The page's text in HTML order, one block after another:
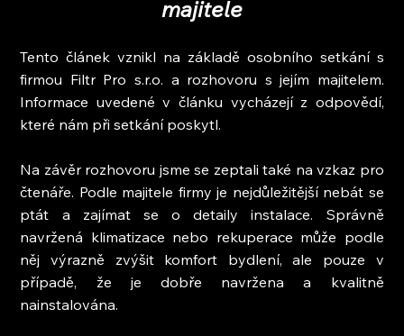
majitele
Tento článek vznikl na základě osobního setkání s
firmou Filtr Pro s.r.o. a rozhovoru s jejím majitelem.
Informace uvedené v článku vycházejí z odpovědí,
které nám při setkání poskytl.
Na závěr rozhovoru jsme se zeptali také na vzkaz pro
čtenáře. Podle majitele firmy je nejdůležitější nebát se
ptát a zajímat se o detaily instalace. Správně
navržená klimatizace nebo rekuperace může podle
něj výrazně zvýšit komfort bydlení, ale pouze v
případě, že je dobře navržena a kvalitně
nainstalována.